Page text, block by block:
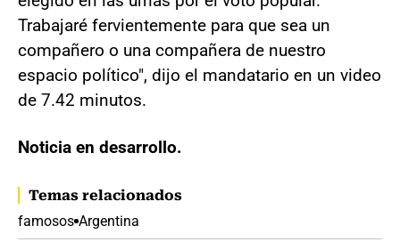
Trabajaré fervientemente para que sea un
compañero o una compañera de nuestro
espacio político", dijo el mandatario en un video
de 7.42 minutos.
Noticia en desarrollo.
Temas relacionados
famosos Argentina